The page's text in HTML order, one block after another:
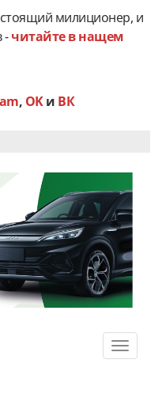
милиционер, и
-читайте в нащем
, OKи ВК
Toggle